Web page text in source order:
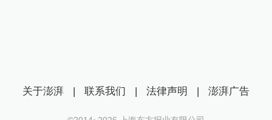
关于澎湃 | 联系我们 | 法律声明 | 澎湃广告